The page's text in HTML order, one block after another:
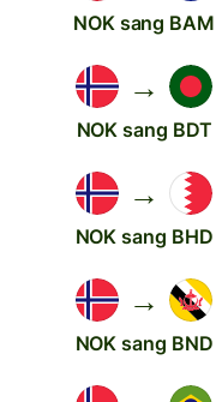
NOK sang BAM
→
NOK sang BDT
→
NOK sang BHD
→
NOK sang BND